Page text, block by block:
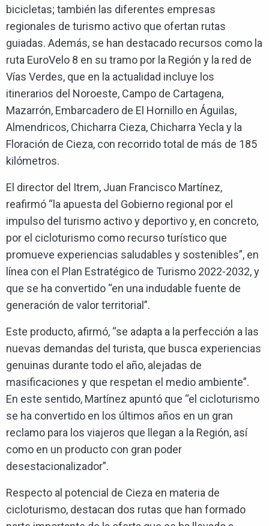
bicicletas; también las diferentes empresas
regionales de turismo activo que ofertan rutas
guiadas. Además, se han destacado recursos como la
ruta EuroVelo 8 en su tramo por la Región y la red de
Vías Verdes, que en la actualidad incluye los
itinerarios del Noroeste, Campo de Cartagena,
Mazarrón, Embarcadero de El Hornillo en Águilas,
Almendricos, Chicharra Cieza, Chicharra Yecla y la
Floración de Cieza, con recorrido total de más de 185
kilómetros.
El director del Itrem, Juan Francisco Martínez,
reafirmó “la apuesta del Gobierno regional por el
impulso del turismo activo y deportivo y, en concreto,
por el cicloturismo como recurso turístico que
promueve experiencias saludables y sostenibles”, en
línea con el Plan Estratégico de Turismo 2022-2032, y
que se ha convertido “en una indudable fuente de
generación de valor territorial”.
Este producto, afirmó, “se adapta a la perfección a las
nuevas demandas del turista, que busca experiencias
genuinas durante todo el año, alejadas de
masificaciones y que respetan el medio ambiente”.
En este sentido, Martínez apuntó que “el cicloturismo
se ha convertido en los últimos años en un gran
reclamo para los viajeros que llegan a la Región, así
como en un producto con gran poder
desestacionalizador”.
Respecto al potencial de Cieza en materia de
cicloturismo, destacan dos rutas que han formado